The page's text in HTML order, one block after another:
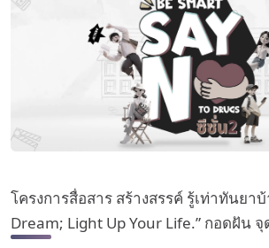
โครงการสื่อสาร สร้างสรรค์ รู้เท่าทันยา
Dream; Light Up Your Life.” กอดฝัน